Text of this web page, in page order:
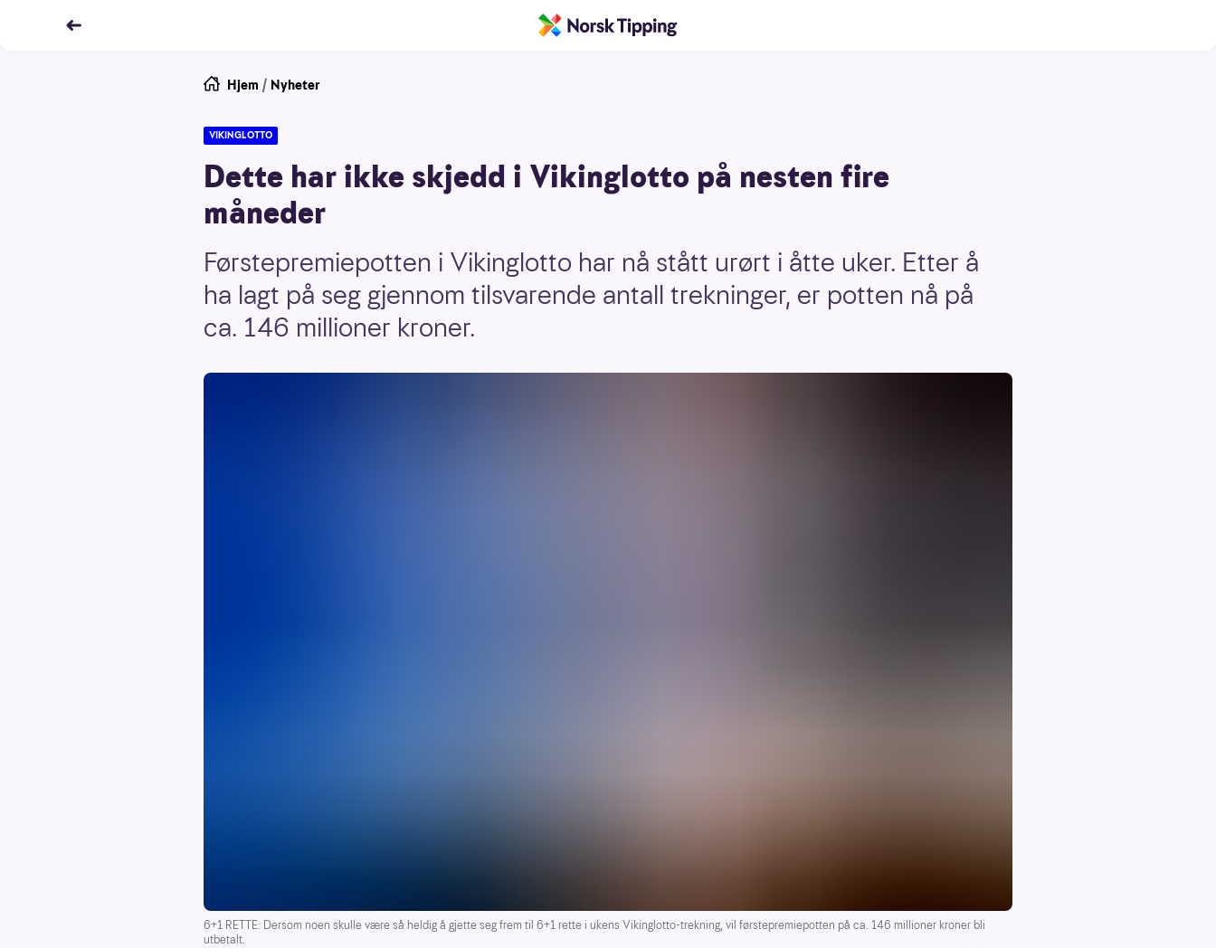
Hjem / Nyheter
VIKINGLOTTO
Dette har ikke skjedd i Vikinglotto på nesten fire
måneder
Førstepremiepotten i Vikinglotto har nå stått urørt i åtte uker. Etter å
ha lagt på seg gjennom tilsvarende antall trekninger, er potten nå på
ca. 146 millioner kroner.
6+1 RETTE: Dersom noen skulle være så heldig å gjette seg frem til 6+1 rette i ukens Vikinglotto-trekning, vil førstepremiepotten på ca. 146 millioner kroner bli
utbetalt.